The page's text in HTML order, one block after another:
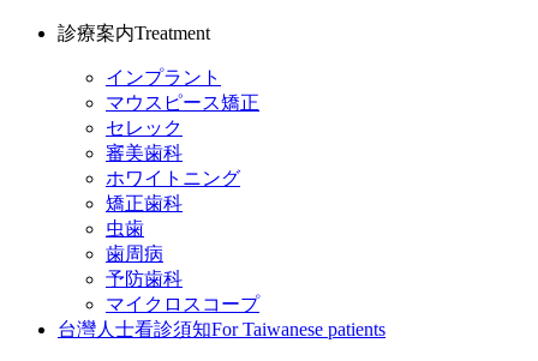
診療案内Treatment
インプラント
マウスピース矯正
セレック
審美歯科
ホワイトニング
矯正歯科
虫歯
歯周病
予防歯科
マイクロスコープ
台灣人士看診須知For Taiwanese patients